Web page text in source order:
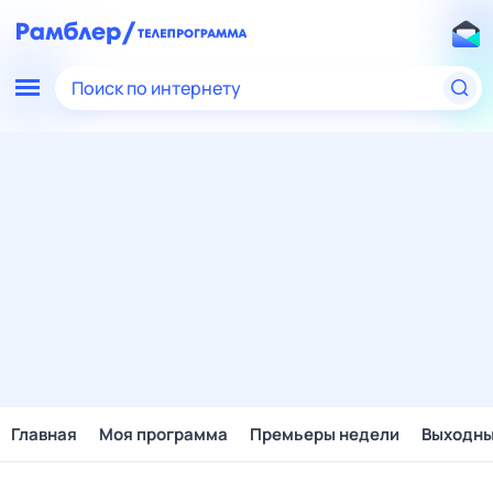
Поиск по интернету
Главная Моя программа Премьеры недели